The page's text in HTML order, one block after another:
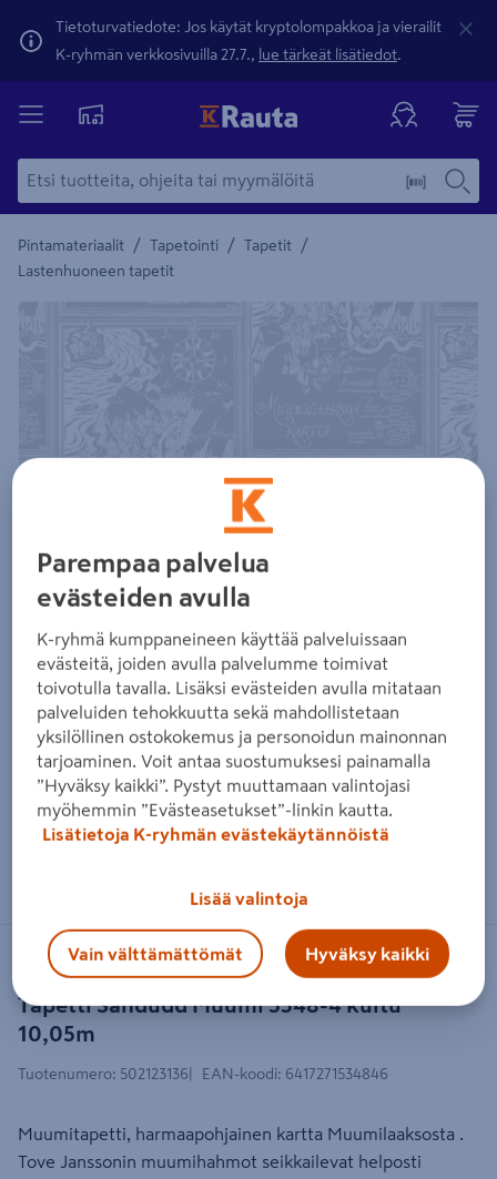
Tietoturvatiedote: Jos käytät kryptolompakkoa ja vierailit
K-ryhmän verkkosivuilla 27.7., lue tärkeät lisätiedot.
Pintamateriaalit / Tapetointi / Tapetit /
Lastenhuoneen tapetit
Yksityiskohtainen kuvaus löytyy Tuotteen kuvaus -
Tapetti Sandudd Muumi 5348-4 kuitu
10,05m
SANDUDD
Tuotenumero: 502123136 EAN-koodi: 6417271534846
Muumitapetti, harmaapohjainen kartta Muumilaaksosta .
Tove Janssonin muumihahmot seikkailevat helposti
Parempaa palvelua
evästeiden avulla
K-ryhmä kumppaneineen käyttää palveluissaan
evästeitä, joiden avulla palvelumme toimivat
toivotulla tavalla. Lisäksi evästeiden avulla mitataan
palveluiden tehokkuutta sekä mahdollistetaan
yksilöllinen ostokokemus ja personoidun mainonnan
tarjoaminen. Voit antaa suostumuksesi painamalla
”Hyväksy kaikki”. Pystyt muuttamaan valintojasi
myöhemmin ”Evästeasetukset”-linkin kautta.
Lisätietoja K-ryhmän evästekäytännöistä
Lisää valintoja
Vain välttämättömät Hyväksy kaikki